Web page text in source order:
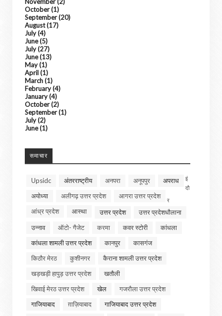
October(1)
September(20)
August(17)
July(4)
June(5)
July(27)
June(13)
May(1)
April(1)
March(1)
February(4)
January(4)
October(2)
September(1)
July(2)
June(1)
समाचार
Upsidc अंतरराष्ट्रीय अनपरा अनूपपुर
अपराध
अयोध्या
अलीगढ़ उत्तर प्रदेश
आगरा उत्तर प्रदेश
आंध्र प्रदेश
आस्था
इं
दौ
र
उत्तर प्रदेश
उत्तर प्रदेशधौलाना
उन्नाव
ऑटो- गैजेट करमा कवर स्टोरी
कांधला
कांधला शामली उत्तर प्रदेश
कानपुर
कासगंज
किठौर मेरठ
कुशीनगर
कैराना शामली उत्तर प्रदेश
खड़खड़ी हापुड़ उत्तर प्रदेश
खतौली
खिवाई मेरठ उत्तर प्रदेश
खेल
गजरौला उत्तर प्रदेश
गाजियाबाद
ग़ाज़ियाबाद
गाजियाबाद उत्तर प्रदेश